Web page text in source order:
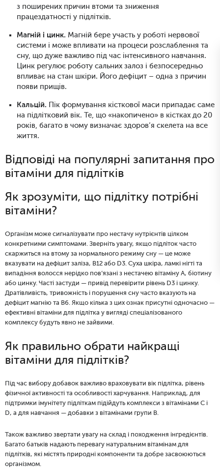
з поширених причин втоми та зниження
працездатності у підлітків.
Магній і цинк. Магній бере участь у роботі нервової
системи і може впливати на процеси розслаблення та
сну, що дуже важливо під час інтенсивного навчання.
Цинк регулює роботу сальних залоз і безпосередньо
впливає на стан шкіри. Його дефіцит – одна з причин
появи прищів.
Кальцій. Пік формування кісткової маси припадає саме
на підлітковий вік. Те, що «накопичено» в кістках до 20
років, багато в чому визначає здоров’я скелета на все
життя.
Відповіді на популярні запитання про
вітаміни для підлітків
Як зрозуміти, що підлітку потрібні
вітаміни?
Організм може сигналізувати про нестачу нутрієнтів цілком
конкретними симптомами. Зверніть увагу, якщо підліток часто
скаржиться на втому за нормального режиму сну — це може
вказувати на дефіцит заліза, B12 або D3. Суха шкіра, ламкі нігті та
випадіння волосся нерідко пов’язані з нестачею вітаміну A, біотину
або цинку. Часті застуди — привід перевірити рівень D3 і цинку.
Дратівливість, тривожність і порушення сну часто вказують на
дефіцит магнію та B6. Якщо кілька з цих ознак присутні одночасно —
ефективні вітаміни для підлітка у вигляді спеціалізованого
комплексу будуть явно не зайвими.
Як правильно обрати найкращі
вітаміни для підлітків?
Під час вибору добавок важливо враховувати вік підлітка, рівень
фізичної активності та особливості харчування. Наприклад, для
підтримки імунітету підліткам підійдуть комплекси з вітамінами C і
D, а для навчання — добавки з вітамінами групи B.
Також важливо звертати увагу на склад і походження інгредієнтів.
Багато батьків надають перевагу натуральним вітамінам для
підлітків, які містять природні компоненти та добре засвоюються
організмом.